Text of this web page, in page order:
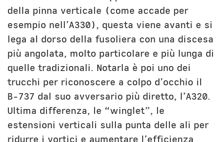
della pinna verticale (come accade per
esempio nell’A330), questa viene avanti e si
lega al dorso della fusoliera con una discesa
più angolata, molto particolare e più lunga di
quelle tradizionali. Notarla è poi uno dei
trucchi per riconoscere a colpo d’occhio il
B-737 dal suo avversario più diretto, l’A320.
Ultima differenza, le “winglet”, le
estensioni verticali sulla punta delle ali per
ridurre i vortici e aumentare l’efficienza